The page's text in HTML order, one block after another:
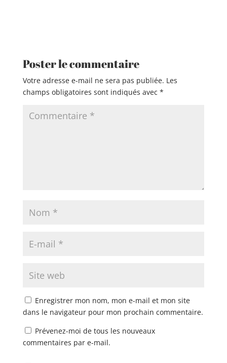
Poster le commentaire
Votre adresse e-mail ne sera pas publiée. Les
champs obligatoires sont indiqués avec *
Enregistrer mon nom, mon e-mail et mon site
dans le navigateur pour mon prochain commentaire.
Prévenez-moi de tous les nouveaux
commentaires par e-mail.